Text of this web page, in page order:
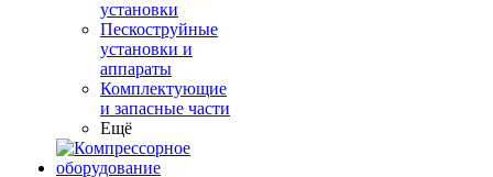
установки
Пескоструйные
установки и
аппараты
Комплектующие
и запасные части
Ещё